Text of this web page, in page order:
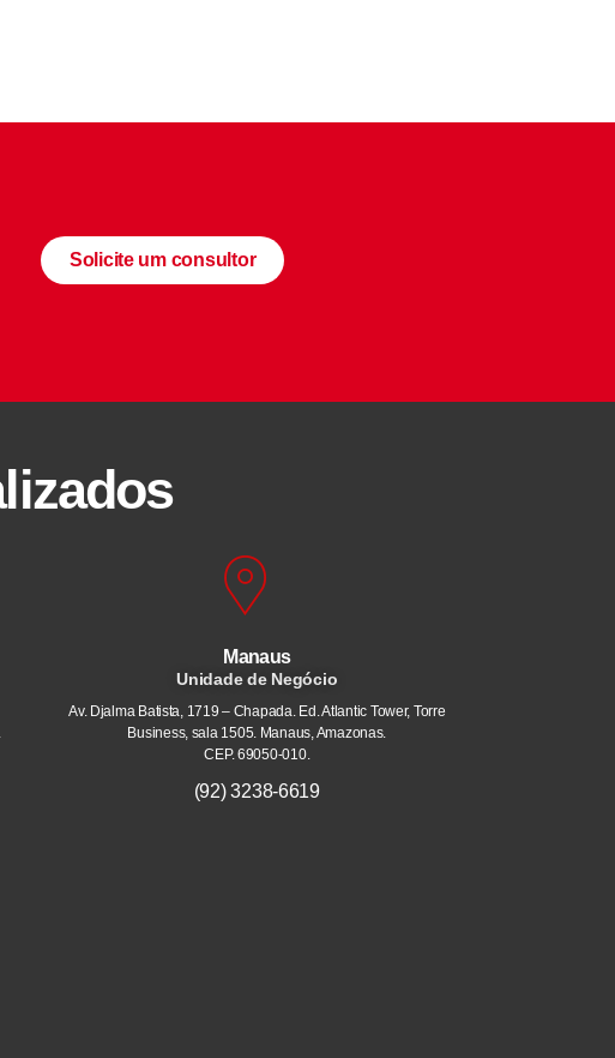
Solicite um consultor
Manaus
Unidade de Negócio
Av. Djalma Batista, 1719 – Chapada. Ed. Atlantic Tower, Torre
Business, sala 1505. Manaus, Amazonas.
CEP. 69050-010.
(92) 3238-6619